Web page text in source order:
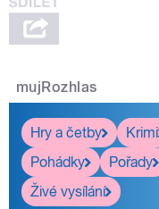
mujRozhlas
Hry a četby
Krimi
Pohádky
Pořady
Živé vysílání